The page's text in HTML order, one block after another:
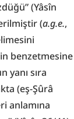
(Yâsîn
(a.g.e.,
benzetmesine
yanı sıra
(eş-Şûrâ
anlamına